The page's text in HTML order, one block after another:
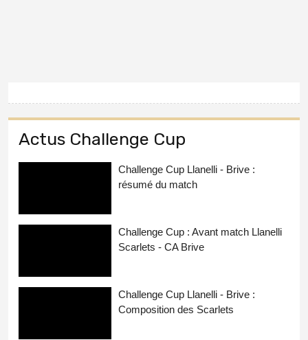
Actus Challenge Cup
Challenge Cup Llanelli - Brive :
résumé du match
Challenge Cup : Avant match Llanelli
Scarlets - CA Brive
Challenge Cup Llanelli - Brive :
Composition des Scarlets